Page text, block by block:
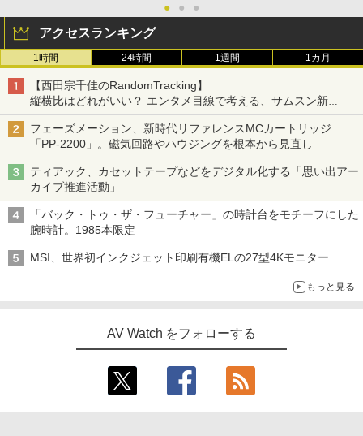
● ● ●
アクセスランキング
1時間 24時間 1週間 1カ月
【西田宗千佳のRandomTracking】
縦横比はどれがいい？ エンタメ目線で考える、サムスン新
「Galaxy Z Fold」
フェーズメーション、新時代リファレンスMCカートリッジ
「PP-2200」。磁気回路やハウジングを根本から見直し
ティアック、カセットテープなどをデジタル化する「思い出アー
カイブ推進活動」
「バック・トゥ・ザ・フューチャー」の時計台をモチーフにした
腕時計。1985本限定
MSI、世界初インクジェット印刷有機ELの27型4Kモニター
もっと見る
AV Watch をフォローする